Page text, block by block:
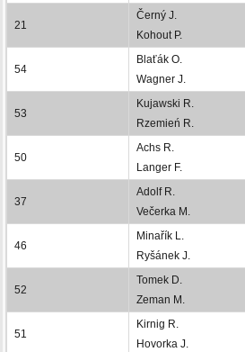
21
Černý J.
Kohout P.
54
Blaťák O.
Wagner J.
53
Kujawski R.
Rzemień R.
50
Achs R.
Langer F.
37
Adolf R.
Večerka M.
46
Minařík L.
Ryšánek J.
52
Tomek D.
Zeman M.
51
Kirnig R.
Hovorka J.